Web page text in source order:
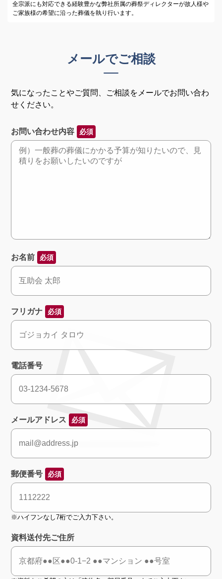
全宗派にも対応できる経験豊かな弊社所属の葬祭ディレクターが故人様や
ご家族様の希望に沿った葬儀を執り行います。
メールでご相談
気になったことやご質問、ご相談をメールでお問い合わ
せください。
お問い合わせ内容 必須
お名前 必須
フリガナ 必須
電話番号
メールアドレス 必須
郵便番号 必須
※ハイフンなし7桁でご入力下さい。
資料送付先ご住所